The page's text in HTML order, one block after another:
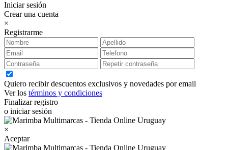
Iniciar sesión
Crear una cuenta
×
Registrarme
Quiero recibir descuentos exclusivos y novedades por email
Ver los términos y condiciones
Finalizar registro
o iniciar sesión
×
Aceptar